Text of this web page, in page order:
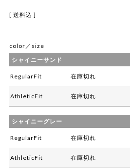
[ 送料込 ]
color／size
シャイニーサンド
RegularFit 在庫切れ
AthleticFit 在庫切れ
シャイニーグレー
RegularFit 在庫切れ
AthleticFit 在庫切れ